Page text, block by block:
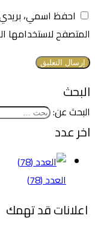
احفظ اسمي، بريدي
المتصفح لاستخدامها
البحث
البحث عن:
اخر عدد
العدد (78)
اعلانات قد تهمك